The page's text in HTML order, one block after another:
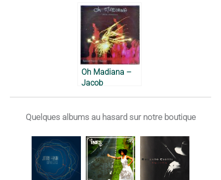
Georges
Décimus – 1984
Oh Madiana –
Jacob
Quelques albums au hasard sur notre boutique